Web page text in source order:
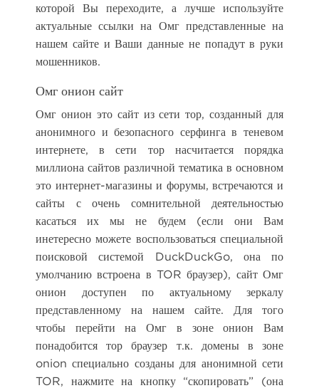
которой Вы переходите, а лучше используйте
актуальные ссылки на Омг представленные на
нашем сайте и Ваши данные не попадут в руки
мошенников.
Омг онион сайт
Омг онион это сайт из сети тор, созданный для
анонимного и безопасного серфинга в теневом
интернете, в сети тор насчитается порядка
миллиона сайтов различной тематика в основном
это интернет-магазины и форумы, встречаются и
сайты с очень сомнительной деятельностью
касаться их мы не будем (если они Вам
инетересно можете воспользоваться специальной
поисковой системой DuckDuckGo, она по
умолчанию встроена в TOR браузер), сайт Омг
онион доступен по актуальному зеркалу
представленному на нашем сайте. Для того
чтобы перейти на Омг в зоне онион Вам
понадобится тор браузер т.к. домены в зоне
onion специально созданы для анонимной сети
TOR, нажмите на кнопку “скопировать” (она